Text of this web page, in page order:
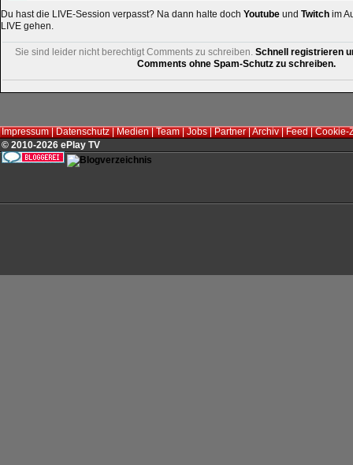
Du hast die LIVE-Session verpasst? Na dann halte doch Youtube und Twitch im
LIVE gehen.
Sie sind leider nicht berechtigt Comments zu schreiben. Schnell registrieren
Comments ohne Spam-Schutz zu schreiben.
Impressum|Datenschutz|Medien|Team|Jobs|Partner|Archiv|Feed|Cookie-
© 2010-2026 ePlay TV